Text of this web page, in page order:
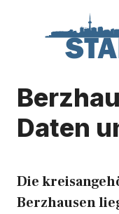
Daten
Die
Berzhausen